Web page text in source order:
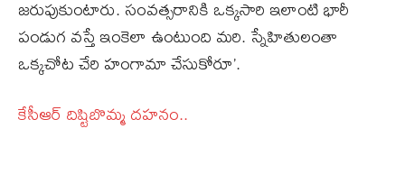
జరుపుకుంటారు. సంవత్సరానికి ఒక్కసారి ఇలాంటి భారీ
పండుగ వస్తే ఇంకెలా ఉంటుంది మరి. స్నేహితులంతా
ఒక్కచోట చేరి హంగామా చేసుకోరూ’.
కేసీఆర్ దిష్టిబొమ్మ దహనం..